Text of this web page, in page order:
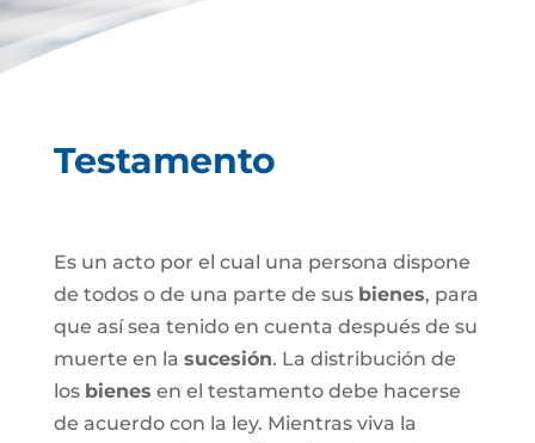
Testamento
Es un acto por el cual una persona dispone
de todos o de una parte de sus bienes, para
que así sea tenido en cuenta después de su
muerte en la sucesión. La distribución de
los bienes en el testamento debe hacerse
de acuerdo con la ley. Mientras viva la